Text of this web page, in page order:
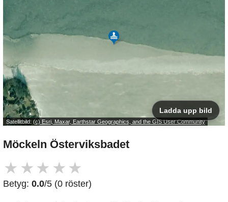
Satellitbild: (c) Esri, Maxar, Earthstar Geographics, and the GIS User Community
Ladda upp bild
Möckeln Österviksbadet
★ ★ ★ ★ ★
Betyg: 0.0/5 (0 röster)